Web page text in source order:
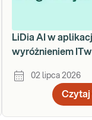
LiDia AI w
wyróżnieniem
02 lipca 2026
Czytaj